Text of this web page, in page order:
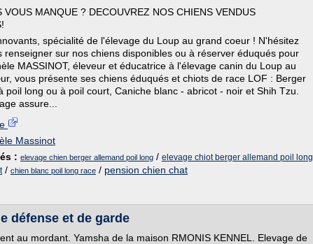
VOUS MANQUE ? DECOUVREZ NOS CHIENS VENDUS
spécialité de l'élevage du Loup au grand coeur ! N'hésitez
renseigner sur nos chiens disponibles ou à réserver éduqués pour
MASSINOT, éleveur et éducatrice à l'élevage canin du Loup au
vous présente ses chiens éduqués et chiots de race LOF : Berger
poil long ou à poil court, Caniche blanc - abricot - noir et Shih Tzu.
assure...
Massinot
: elevage chien berger allemand poil long / elevage chiot berger allemand poil long
/ chien blanc poil long race / pension chien chat
défense et de garde
au mordant. Yamsha de la maison RMONIS KENNEL. Elevage de